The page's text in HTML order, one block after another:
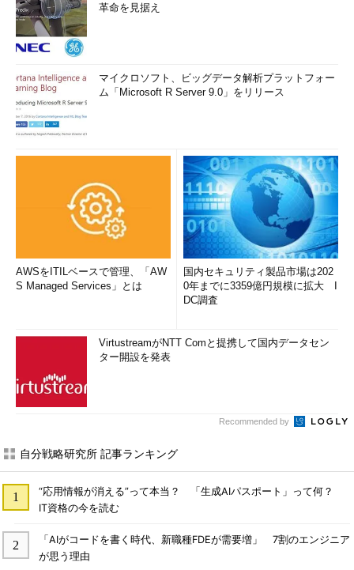
革命を見据え
マイクロソフト、ビッグデータ解析プラットフォー
ム「Microsoft R Server 9.0」をリリース
AWSをITILベースで管理、「AW
S Managed Services」とは
国内セキュリティ製品市場は202
0年までに3359億円規模に拡大 I
DC調査
VirtustreamがNTT Comと提携して国内データセン
ター開設を発表
Recommended by
自分戦略研究所 記事ランキング
“応用情報が消える”って本当？ 「生成AIパスポート」って何？
IT資格の今を読む
「AIがコードを書く時代、新職種FDEが需要増」 7割のエンジニア
が思う理由